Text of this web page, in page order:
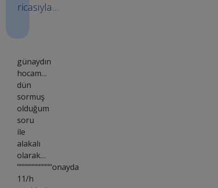
ricasıyla…
günaydın
hocam…
dün
sormuş
olduğum
soru
ile
alakalı
olarak…
""""""""""""onayda
11/h